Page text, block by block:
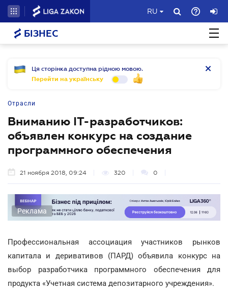
RU
БІЗНЕС
Ця сторінка доступна рідною мовою.
Перейти на українську
Отрасли
Вниманию IT-разработчиков:
объявлен конкурс на создание
программного обеспечения
21 ноября 2018, 09:24 320 0
Реклама
Профессиональная ассоциация участников рынков
капитала и деривативов (ПАРД) объявила конкурс на
выбор разработчика программного обеспечения для
продукта «Учетная система депозитарного учреждения».